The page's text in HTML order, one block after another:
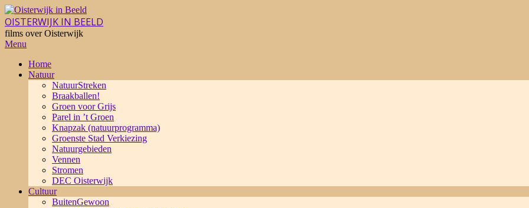
Skip
to
content
OISTERWIJK IN BEELD
films over Oisterwijk
Primary
Menu
Menu
Home
Natuur
NatuurStreken
Braakballen!
Groen voor Grijs
Parel in ’t Groen
Knapzak (natuurprogramma)
Groenste Stad Verkiezing
Natuurgebieden
Vennen
Stromen
DEC Oisterwijk
Cultuur
BuitenGewoon